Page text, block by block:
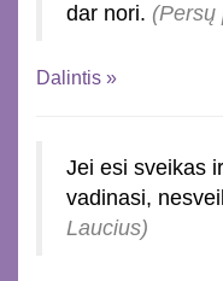
dar nori. (Persų
Dalintis »
Jei esi sveikas
vadinasi,
Laucius)